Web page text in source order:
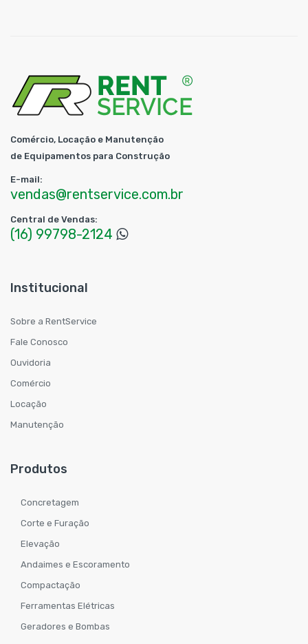
Comércio, Locação e Manutenção
de Equipamentos para Construção
E-mail:
vendas@rentservice.com.br
Central de Vendas:
(16) 99798-2124
Institucional
Sobre a RentService
Fale Conosco
Ouvidoria
Comércio
Locação
Manutenção
Produtos
Concretagem
Corte e Furação
Elevação
Andaimes e Escoramento
Compactação
Ferramentas Elétricas
Geradores e Bombas